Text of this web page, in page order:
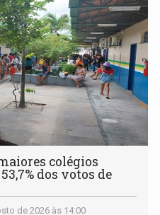
colégios
dos votos de
de 2026 às 14:00